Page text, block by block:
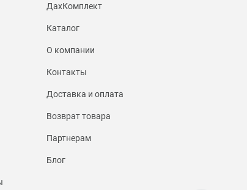
ДахКомплект
Каталог
О компании
Контакты
Доставка и оплата
Возврат товара
Партнерам
Блог